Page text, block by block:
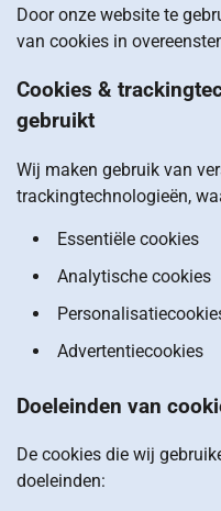
Door onze website te
van cookies in
Cookies &
gebruikt
Wij maken gebruik van
trackingtechnologieën,
Essentiële cookies
Analytische cookies
Advertentiecookies
Doeleinden van
De cookies die wij
doeleinden: